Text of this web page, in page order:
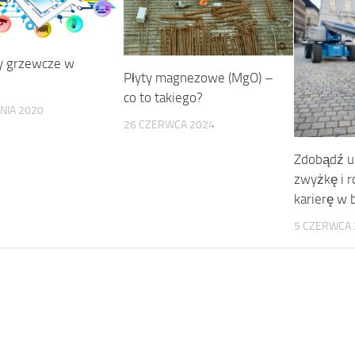
grzewcze w
2020
Płyty magnezowe (MgO) –
co to takiego?
26 CZERWCA 2024
Zdobądź
zwyżkę i
karierę w
5